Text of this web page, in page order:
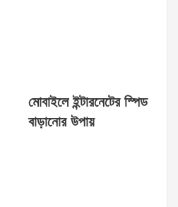
মোবাইলে ইন্টারনেটের স্পিড
বাড়ানোর উপায়